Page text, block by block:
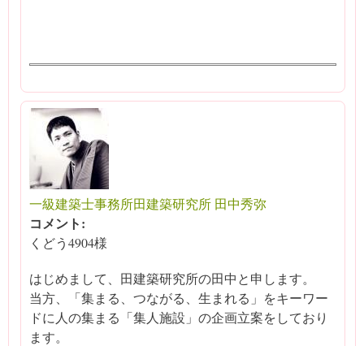
一級建築士事務所田建築研究所 田中秀弥
コメント:
くどう4904様
はじめまして、田建築研究所の田中と申します。
当方、「集まる、つながる、生まれる」をキーワー
ドに人の集まる「集人施設」の企画立案をしており
ます。